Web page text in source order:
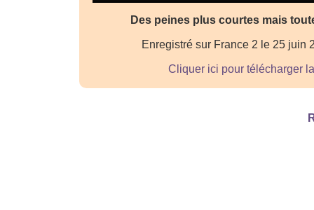
Des peines plus courtes mais
Enregistré sur France 2 le 25 juin
Cliquer ici pour télécharger